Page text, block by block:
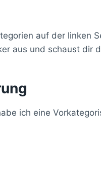
auf der linken
aus und schaust dir
ich eine